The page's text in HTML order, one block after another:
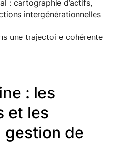
: cartographie d’actifs,
intergénérationnelles
une trajectoire cohérente
: les
et les
gestion de